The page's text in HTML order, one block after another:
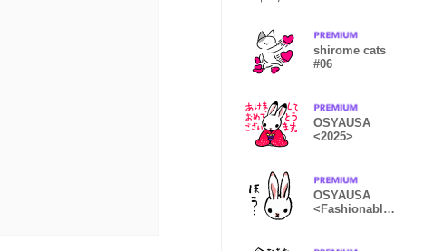
shirome cats
#06
OSYAUSA
<2025>
OSYAUSA
<Fashionable